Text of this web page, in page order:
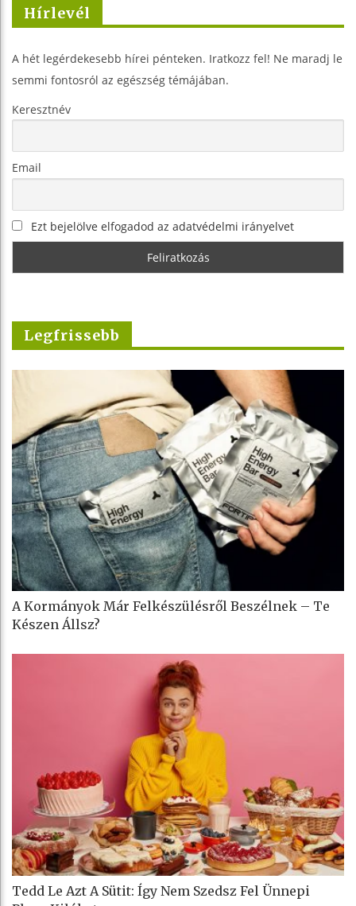
Hírlevél
A hét legérdekesebb hírei pénteken. Iratkozz fel! Ne maradj le
semmi fontosról az egészség témájában.
Keresztnév
Email
Ezt bejelölve elfogadod az adatvédelmi irányelvet
Legfrissebb
A Kormányok Már Felkészülésről Beszélnek – Te
Készen Állsz?
Tedd Le Azt A Sütit: Így Nem Szedsz Fel Ünnepi